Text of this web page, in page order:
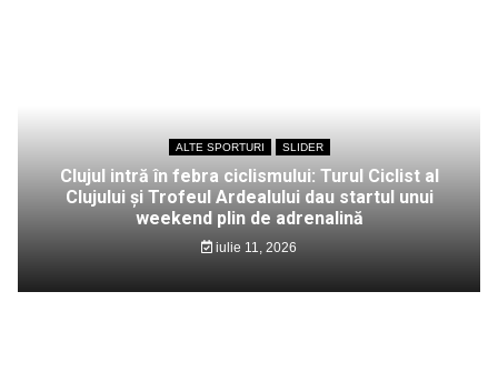
ALTE SPORTURI SLIDER
Clujul intră în febra ciclismului: Turul Ciclist al
Clujului și Trofeul Ardealului dau startul unui
weekend plin de adrenalină
iulie 11, 2026